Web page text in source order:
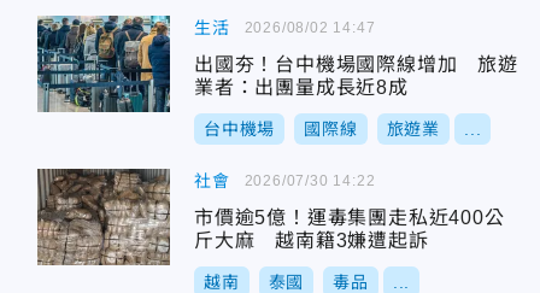
生活
出國夯！台中機場國際線增加 旅遊
業者：出團量成長近8成
台中機場 國際線 旅遊業
2026/08/02 14:47
社會
市價逾5億！運毒集團走私近400公
斤大麻 越南籍3嫌遭起訴
越南 泰國 毒品
2026/07/30 14:22